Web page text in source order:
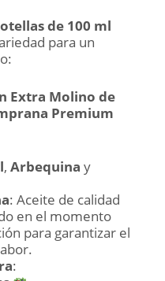
de 100 ml
para un
Extra Molino de
Premium
, Arbequina y
: Aceite de calidad
en el momento
para garantizar el
: